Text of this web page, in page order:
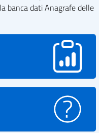
banca dati Anagrafe delle